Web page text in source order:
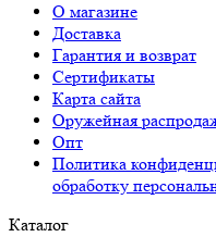
О магазине
Доставка
Гарантия и возврат
Сертификаты
Карта сайта
Оружейная
Опт
Политика
обработку
Каталог